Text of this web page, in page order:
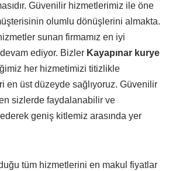
Güvenilir hizmetlerimiz ile öne
olumlu dönüşlerini almakta.
sunan firmamız en iyi
ediyor. Bizler Kayapınar kurye
her hizmetimizi titizlikle
en üst düzeyde sağlıyoruz. Güvenilir
sizlerde faydalanabilir ve
geniş kitlemiz arasında yer
tüm hizmetlerini en makul fiyatlar